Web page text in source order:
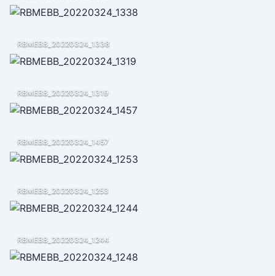
RBMEBB_20220324_1338
RBMEBB_20220324_1319
RBMEBB_20220324_1457
RBMEBB_20220324_1253
RBMEBB_20220324_1244